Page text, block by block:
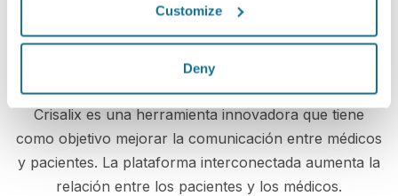
Customize
Deny
paciente
Crisalix es una herramienta innovadora que tiene
como objetivo mejorar la comunicación entre médicos
y pacientes. La plataforma interconectada aumenta la
relación entre los pacientes y los médicos.